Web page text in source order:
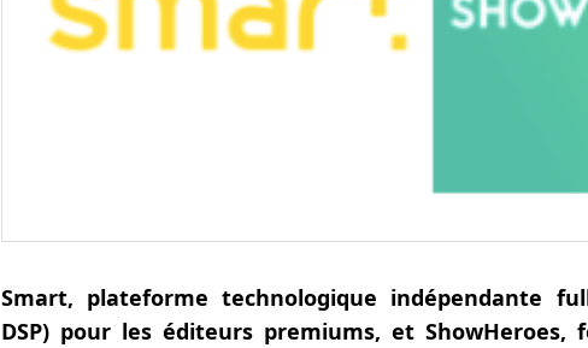
Smart, plateforme technologique indépendante
DSP) pour les éditeurs premiums, et ShowHeroes,